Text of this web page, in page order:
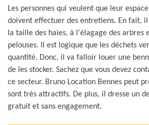
Les personnes qui veulent que leur
doivent effectuer des entretiens. En fait,
la taille des haies, à l'élagage des arbres
pelouses. Il est logique que les déchets
quantité. Donc, il va falloir louer une
de les stocker. Sachez que vous devez
ce secteur. Bruno Location Bennes peut
sont très attractifs. De plus, il dresse un
gratuit et sans engagement.